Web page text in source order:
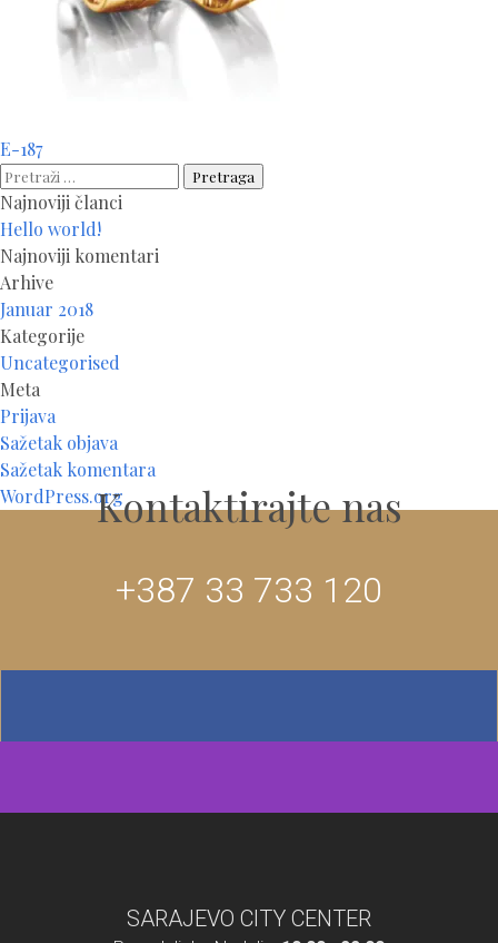
Navigacija
članaka
E-187
Pretraga:
Najnoviji članci
Hello world!
Najnoviji komentari
Arhive
Januar 2018
Kategorije
Uncategorised
Meta
Prijava
Sažetak objava
Sažetak komentara
WordPress.orgKontaktirajte nas
+387 33 733 120
SARAJEVO CITY CENTER